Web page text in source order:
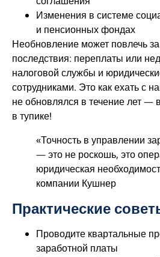
Изменения в системе
и пенсионных фондах
Необновление может повлечь
последствия: переплаты или
налоговой службы и
сотрудниками. Это как ехать с
не обновлялся в течение лет —
в тупике!
«Точность в управлении
— это не роскошь, это
юридическая
компании Кушнер
Практические
Проводите квартальные
заработной платы